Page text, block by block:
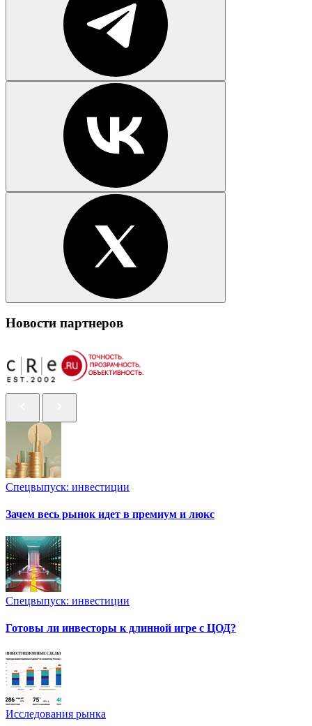
Новости партнеров
Спецвыпуск: инвестиции
Зачем весь рынок идет в премиум и люкс
Спецвыпуск: инвестиции
Готовы ли инвесторы к длинной игре с ЦОД?
Исследования рынка